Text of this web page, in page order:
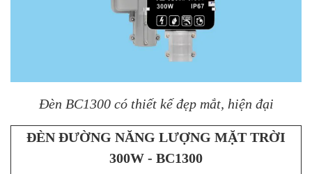
Đèn BC1300 có thiết kế đẹp mắt, hiện đại
ĐÈN ĐƯỜNG NĂNG LƯỢNG MẶT TRỜI
300W - BC1300